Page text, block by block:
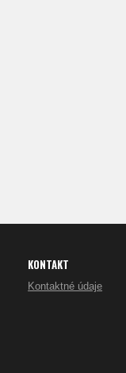
KONTAKT
Kontaktné údaje